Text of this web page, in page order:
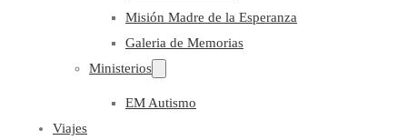
Misión Madre de la Esperanza
Galeria de Memorias
Ministerios
EM Autismo
Viajes